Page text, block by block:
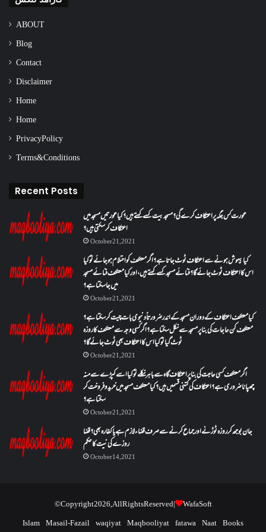
ABOUT
Blog
Contact
Disclaimer
Home
Home
Privacy Policy
Terms & Conditions
Recent Posts
عورت کس جگہ پر اعتکاف کرے گی؟مسجد بیت کسے کہتے ہیں؟کیا عورتیں مسجد میں
اعتکاف کر سکتی ہیں؟
October 21, 2021
کیا بیہوش ہونے سے اعتکاف ٹوٹ جاتا ہے؟ اگر معتکف کو احتلام ہو جائے تو کیا
اس کا اعتکاف ٹوٹ جائے گا؟فنائے مسجد کسے کہتے ہیں ، اور کیا معتکف فنائے مسجد
میں جا سکتا ہے؟
October 21, 2021
کیا معتکف اعتکاف کے دوران مسجد کے اندر ضرورتاً دنیوی بات چیت کر سکتا ہے؟
معتکف کن حاجات کی بنا پر مسجد سے نکل سکتا ہے؟ اگر کسی وجہ سے معتکف کا روزہ
ٹوٹ گیا تو کیا اس کا اعتکاف بھی ٹوٹ جائے گا؟
October 21, 2021
اگر معتکف کسی حاجت کی بنا پر اعتکاف گاہ سے باہر نکلے تو کیا اسے کپڑے سے منہ
چھپانا ضروری ہے؟اعتکاف کی کتنی قسمیں ہیں؟کیا معتکف مسجد میں خرید و فروخت کر
سکتا ہے؟
October 21, 2021
جان بوجھ کر روزہ ٹوڑنے اور جماع کرنے سے صرف قضاء لازم ہے یا کفارہ بھی؟ قضا
روزے کی نیت کا حکم
October 14, 2021
© Copyright 2026, All Rights Reserved |
WafaSoft
Islam Masail-Fazail waqiyat Maqbooliyat fatawa Naat Books